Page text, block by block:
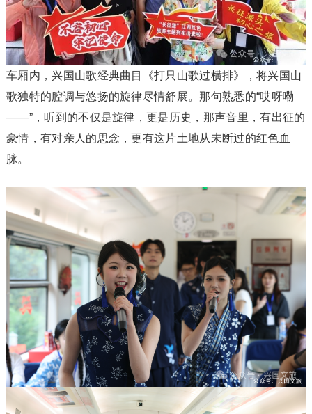
车厢内，兴国山歌经典曲目《打只山歌过横排》，将兴国山
歌独特的腔调与悠扬的旋律尽情舒展。那句熟悉的“哎呀嘞
——”，听到的不仅是旋律，更是历史，那声音里，有出征的
豪情，有对亲人的思念，更有这片土地从未断过的红色血
脉。